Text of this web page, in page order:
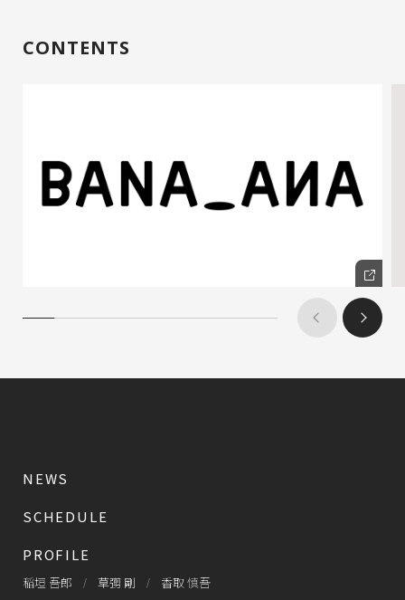
CONTENTS
NEWS
SCHEDULE
PROFILE
稲垣 吾郎 草彅 剛 香取 慎吾